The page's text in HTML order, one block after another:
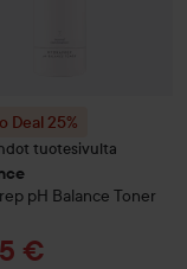
Deal 25%
tuotesivulta
pH Balance Toner
€